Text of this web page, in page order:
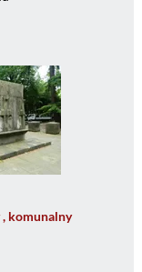
komunalny